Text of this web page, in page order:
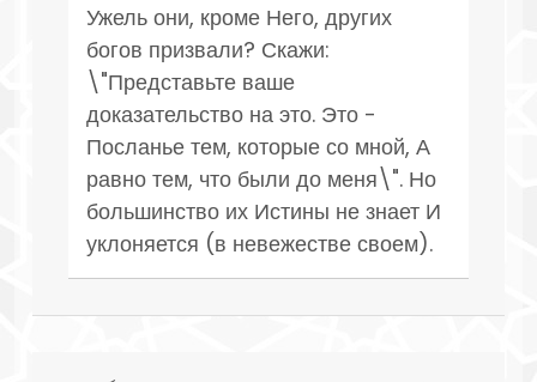
Ужель они, кроме Него, других
богов призвали? Скажи:
\"Представьте ваше
доказательство на это. Это -
Посланье тем, которые со мной, А
равно тем, что были до меня\". Но
большинство их Истины не знает И
уклоняется (в невежестве своем).